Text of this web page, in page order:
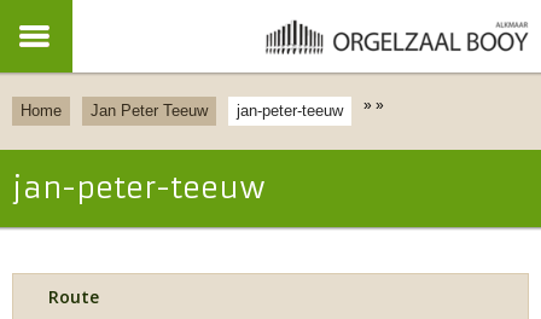
Home »
Jan Peter Teeuw »
jan-peter-teeuw
jan-peter-teeuw
Route